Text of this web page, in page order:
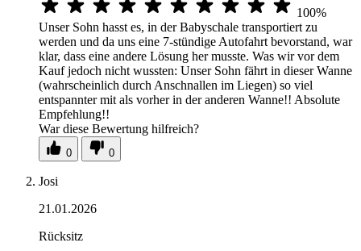
100%
Unser Sohn hasst es, in der Babyschale transportiert zu
werden und da uns eine 7-stündige Autofahrt bevorstand, war
klar, dass eine andere Lösung her musste. Was wir vor dem
Kauf jedoch nicht wussten: Unser Sohn fährt in dieser Wanne
(wahrscheinlich durch Anschnallen im Liegen) so viel
entspannter mit als vorher in der anderen Wanne!! Absolute
Empfehlung!!
War diese Bewertung hilfreich?
0 0
Josi
21.01.2026
Rücksitz